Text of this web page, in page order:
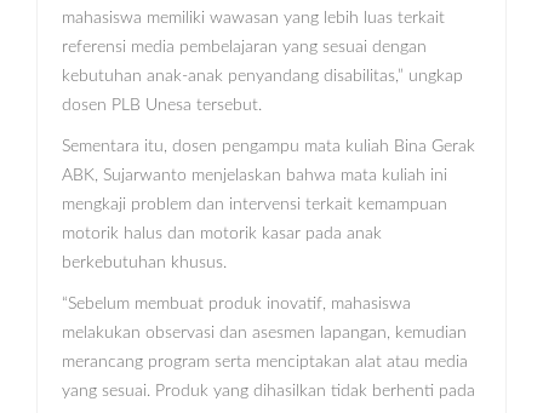
mahasiswa memiliki wawasan yang lebih luas terkait
referensi media pembelajaran yang sesuai dengan
kebutuhan anak-anak penyandang disabilitas,” ungkap
dosen PLB Unesa tersebut.
Sementara itu, dosen pengampu mata kuliah Bina Gerak
ABK, Sujarwanto menjelaskan bahwa mata kuliah ini
mengkaji problem dan intervensi terkait kemampuan
motorik halus dan motorik kasar pada anak
berkebutuhan khusus.
“Sebelum membuat produk inovatif, mahasiswa
melakukan observasi dan asesmen lapangan, kemudian
merancang program serta menciptakan alat atau media
yang sesuai. Produk yang dihasilkan tidak berhenti pada